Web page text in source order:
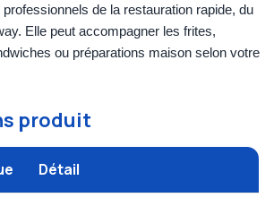
de la restauration rapide, du
Elle peut accompagner les frites,
ou préparations maison selon votre
produit
Détail